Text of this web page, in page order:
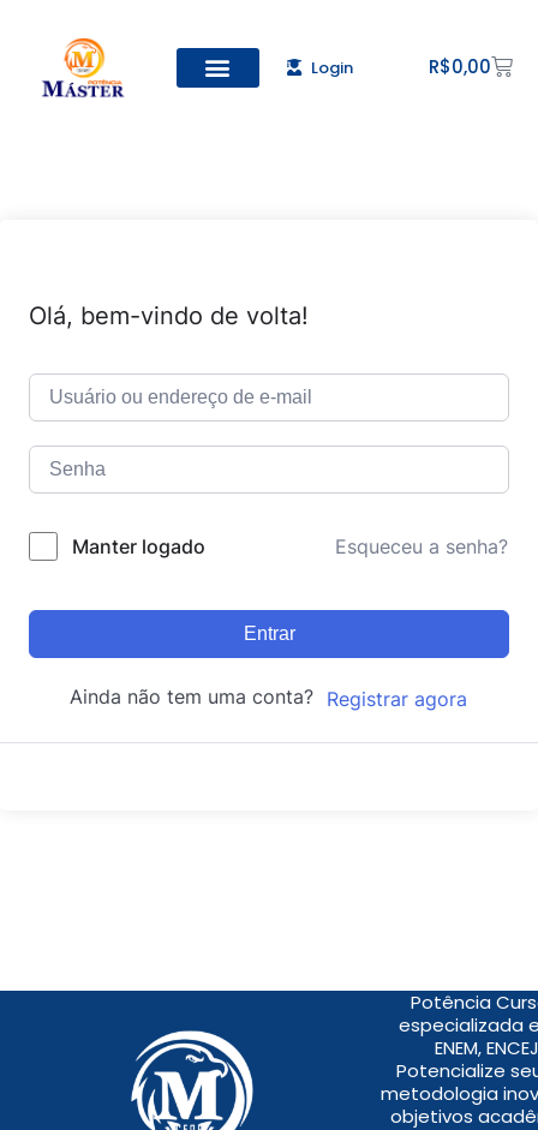
Login R$0,00
Olá, bem-vindo de volta!
Manter logado Esqueceu a senha?
Entrar
Ainda não tem uma conta? Registrar agora
Potência
especializada
ENEM,
Potencialize
metodologia
objetivos